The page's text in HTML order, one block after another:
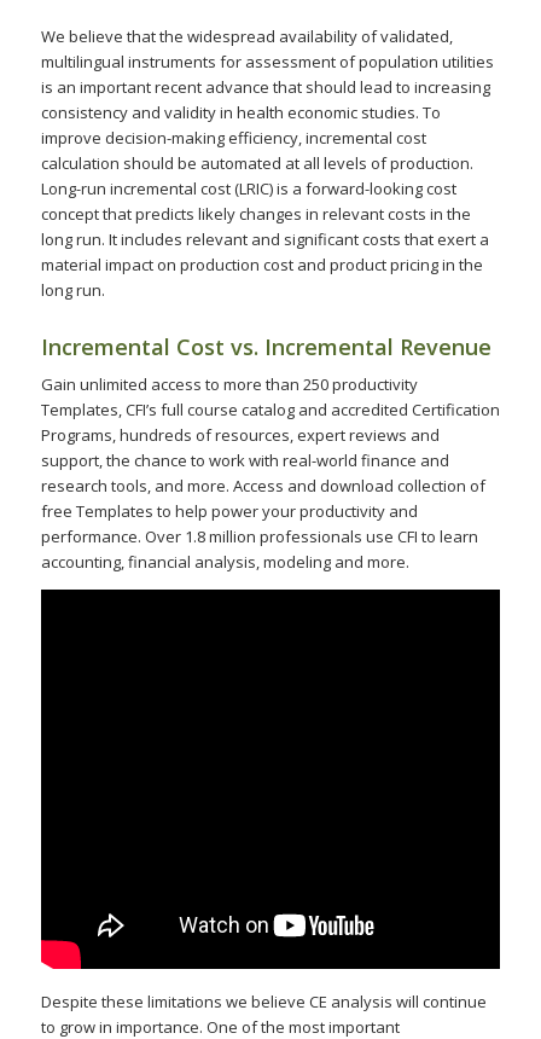
We believe that the widespread availability of validated,
multilingual instruments for assessment of population utilities
is an important recent advance that should lead to increasing
consistency and validity in health economic studies. To
improve decision-making efficiency, incremental cost
calculation should be automated at all levels of production.
Long-run incremental cost (LRIC) is a forward-looking cost
concept that predicts likely changes in relevant costs in the
long run. It includes relevant and significant costs that exert a
material impact on production cost and product pricing in the
long run.
Incremental Cost vs. Incremental Revenue
Gain unlimited access to more than 250 productivity
Templates, CFI’s full course catalog and accredited Certification
Programs, hundreds of resources, expert reviews and
support, the chance to work with real-world finance and
research tools, and more. Access and download collection of
free Templates to help power your productivity and
performance. Over 1.8 million professionals use CFI to learn
accounting, financial analysis, modeling and more.
Despite these limitations we believe CE analysis will continue
to grow in importance. One of the most important